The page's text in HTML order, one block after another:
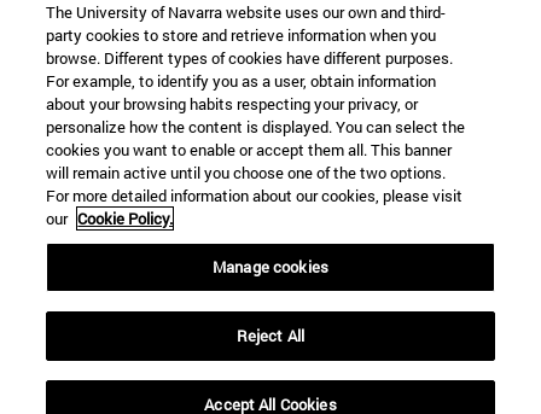
The University of Navarra website uses our own and third-
party cookies to store and retrieve information when you
browse. Different types of cookies have different purposes.
For example, to identify you as a user, obtain information
about your browsing habits respecting your privacy, or
personalize how the content is displayed. You can select the
cookies you want to enable or accept them all. This banner
will remain active until you choose one of the two options.
For more detailed information about our cookies, please visit
our Cookie Policy.
Manage cookies
Reject All
Accept All Cookies